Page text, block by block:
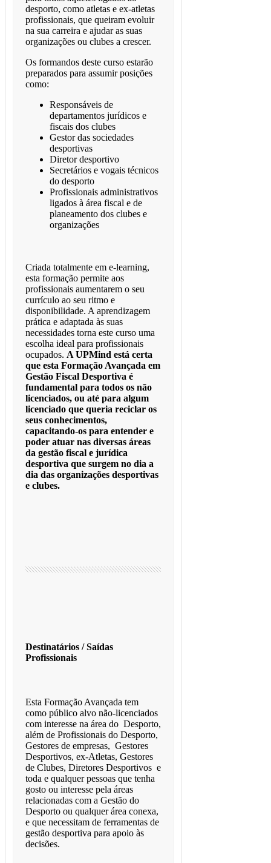
desporto, como atletas e ex-atletas
profissionais, que queiram evoluir
na sua carreira e ajudar as suas
organizações ou clubes a crescer.
Os formandos deste curso estarão
preparados para assumir posições
como:
Responsáveis de
departamentos jurídicos e
fiscais dos clubes
Gestor das sociedades
desportivas
Diretor desportivo
Secretários e vogais técnicos
do desporto
Profissionais administrativos
ligados à área fiscal e de
planeamento dos clubes e
organizações
Criada totalmente em e-learning,
esta formação permite aos
profissionais aumentarem o seu
currículo ao seu ritmo e
disponibilidade. A aprendizagem
prática e adaptada às suas
necessidades torna este curso uma
escolha ideal para profissionais
ocupados. A UPMind está certa
que esta Formação Avançada em
Gestão Fiscal Desportiva é
fundamental para todos os não
licenciados, ou até para algum
licenciado que queria reciclar os
seus conhecimentos,
capacitando-os para entender e
poder atuar nas diversas áreas
da gestão fiscal e jurídica
desportiva que surgem no dia a
dia das organizações desportivas
e clubes.
Destinatários / Saídas
Profissionais
Esta Formação Avançada tem
como público alvo não-licenciados
com interesse na área do Desporto,
além de Profissionais do Desporto,
Gestores de empresas, Gestores
Desportivos, ex-Atletas, Gestores
de Clubes, Diretores Desportivos e
toda e qualquer pessoas que tenha
gosto ou interesse pela áreas
relacionadas com a Gestão do
Desporto ou qualquer área conexa,
e que necessitam de ferramentas de
gestão desportiva para apoio às
decisões.